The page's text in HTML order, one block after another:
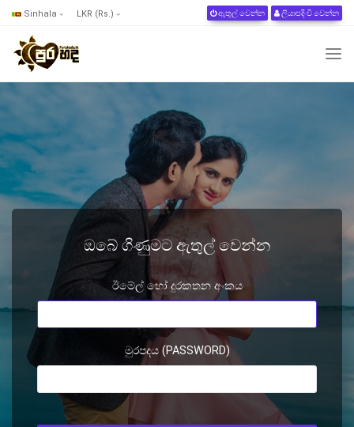
Sinhala LKR (Rs.) ඇතුල් වෙන්න ලියාපදිංචි වෙන්න
ඔබේ ගිණුමට ඇතුල් වෙන්න
ඊමේල් හෝ දුරකතන අංකය
මුරපදය (PASSWORD)